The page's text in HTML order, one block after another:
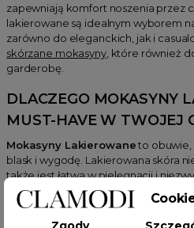
zapewniają komfort noszenia przez
lakierowane są idealnym wyborem
zarówno do eleganckich, jak i
skórzane mokasyny, które również
garderobę.
DLACZEGO MOKASYNY
MUST-HAVE W TWOJEJ
Mokasyny Lakierowaneto obuwie,
blask i wygodę. Lakierowana skóra
także jest łatwa w pielęgnacji i
łatwością dopasujesz do wielu
wyjść po bardziej formalne okazje.
dostępnych modeli, z łatwością